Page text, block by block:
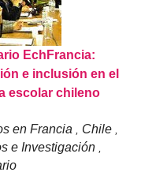
EchFrancia:
e inclusión en el
escolar chileno
en Francia Chile
e Investigación